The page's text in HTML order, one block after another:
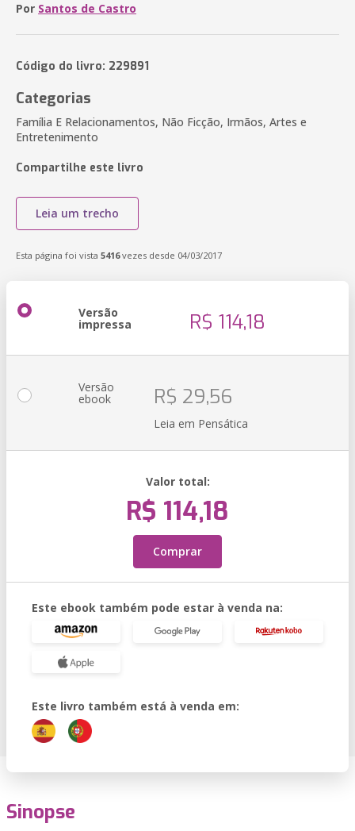
Por Santos de Castro
Código do livro: 229891
Categorias
Família E Relacionamentos, Não Ficção, Irmãos, Artes e
Entretenimento
Compartilhe este livro
Leia um trecho
Esta página foi vista 5416vezes desde 04/03/2017
Versão
impressa R$ 114,18
Versão
ebook R$ 29,56
Leia em Pensática
Valor total:
R$ 114,18
Comprar
Este ebook também pode estar à venda na:
Este livro também está à venda em:
Sinopse